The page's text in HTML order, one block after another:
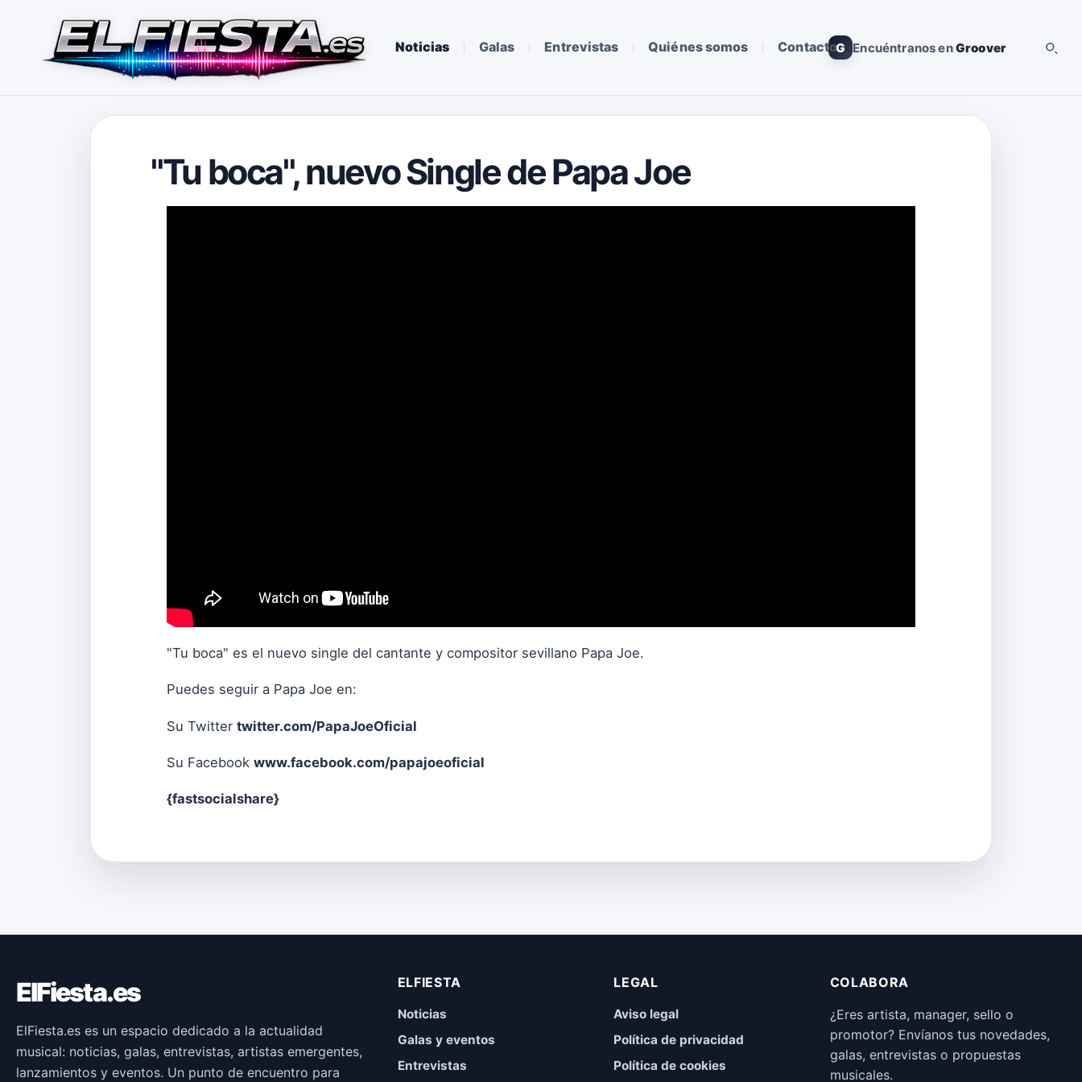
Noticias Galas Entrevistas Quiénes somos ContactoG Encuéntranos enGroover
"Tu boca", nuevo Single de Papa Joe
"Tu boca" es el nuevo single del cantante y compositor sevillano Papa Joe.
Puedes seguir a Papa Joe en:
Su Twitter twitter.com/PapaJoeOficial
Su Facebook www.facebook.com/papajoeoficial
{fastsocialshare}
ElFiesta.es
ElFiesta.es es un espacio dedicado a la actualidad
musical: noticias, galas, entrevistas, artistas emergentes,
lanzamientos y eventos. Un punto de encuentro para
ELFIESTA
Noticias
Galas y eventos
Entrevistas
LEGAL
Aviso legal
Política de privacidad
Política de cookies
COLABORA
¿Eres artista, manager, sello o
promotor? Envíanos tus novedades,
galas, entrevistas o propuestas
musicales.